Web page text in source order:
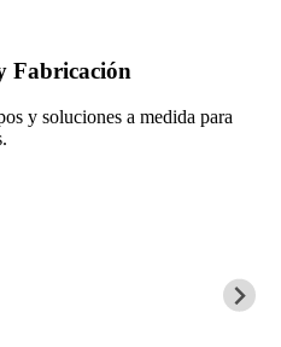
Mantenimiento
Aseguramos la